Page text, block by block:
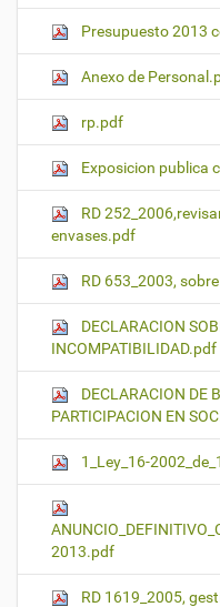
Presupuesto 2013
Anexo de
rp.pdf
Exposicion publica
RD
envases.pdf
RD 653_2003,
DECLARACION
INCOMPATIBILIDAD.pdf
DECLARACION DE
PARTICIPACION EN
1_Ley_16-
2013.pdf
RD 1619_2005,